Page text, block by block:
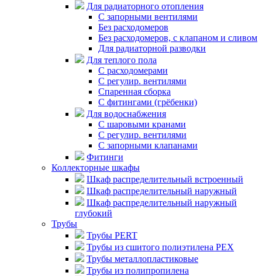
Для радиаторного отопления
С запорными вентилями
Без расходомеров
Без расходомеров, с клапаном и сливом
Для радиаторной разводки
Для теплого пола
C расходомерами
С регулир. вентилями
Спаренная сборка
С фитингами (грёбенки)
Для водоснабжения
С шаровыми кранами
С регулир. вентилями
С запорными клапанами
Фитинги
Коллекторные шкафы
Шкаф распределительный встроенный
Шкаф распределительный наружный
Шкаф распределительный наружный
глубокий
Трубы
Трубы PERT
Трубы из сшитого полиэтилена PEX
Трубы металлопластиковые
Трубы из полипропилена